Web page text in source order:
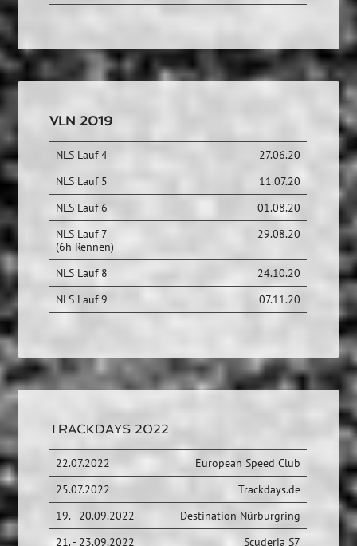
VLN 2019
NLS Lauf 4
27.06.20
NLS Lauf 5
11.07.20
NLS Lauf 6
01.08.20
NLS Lauf 7
(6h Rennen)
29.08.20
NLS Lauf 8
24.10.20
NLS Lauf 9
07.11.20
TRACKDAYS 2022
22.07.2022
European Speed Club
25.07.2022
Trackdays.de
19. - 20.09.2022
Destination Nürburgring
21. - 23.09.2022
Scuderia S7